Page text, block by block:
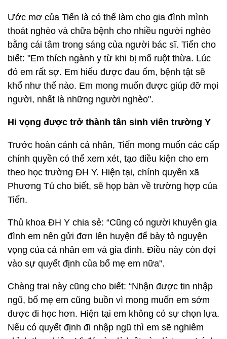
Ước mơ của Tiến là có thể làm cho gia đình mình
thoát nghèo và chữa bệnh cho nhiều người nghèo
bằng cái tâm trong sáng của người bác sĩ. Tiến cho
biết: "Em thích ngành y từ khi bị mổ ruột thừa. Lúc
đó em rất sợ. Em hiểu được đau ốm, bệnh tật sẽ
khổ như thế nào. Em mong muốn được giúp đỡ mọi
người, nhất là những người nghèo".
Hi vọng được trở thành tân sinh viên trường Y
Trước hoàn cảnh cá nhân, Tiến mong muốn các cấp
chính quyền có thể xem xét, tạo điều kiện cho em
theo học trường ĐH Y. Hiện tại, chính quyền xã
Phương Tú cho biết, sẽ họp bàn về trường hợp của
Tiến.
Thủ khoa ĐH Y chia sẻ: “Cũng có người khuyên gia
đình em nên gửi đơn lên huyện để bày tỏ nguyện
vọng của cá nhân em và gia đình. Điều này còn đợi
vào sự quyết định của bố mẹ em nữa”.
Chàng trai này cũng cho biết: “Nhận được tin nhập
ngũ, bố mẹ em cũng buồn vì mong muốn em sớm
được đi học hơn. Hiện tại em không có sự chọn lựa.
Nếu có quyết định đi nhập ngũ thì em sẽ nghiêm